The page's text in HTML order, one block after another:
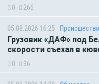
0 266
05.08.2026 16:25
Грузовик «ДАФ» под
скорости съехал в
0 96